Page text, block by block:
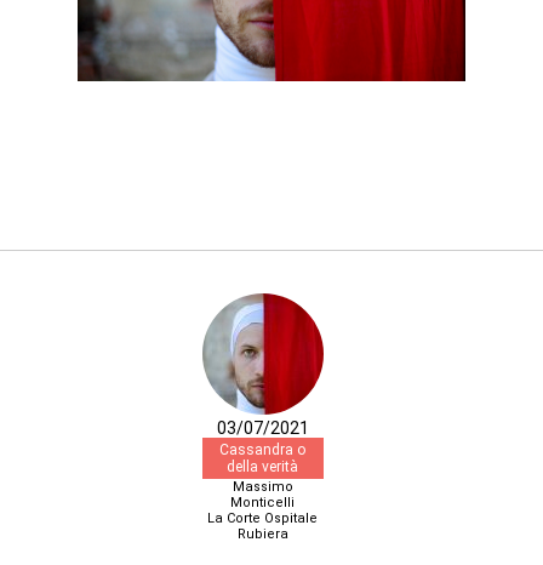
03/07/2021
Cassandra o
della verità
Massimo
Monticelli
La Corte Ospitale
Rubiera